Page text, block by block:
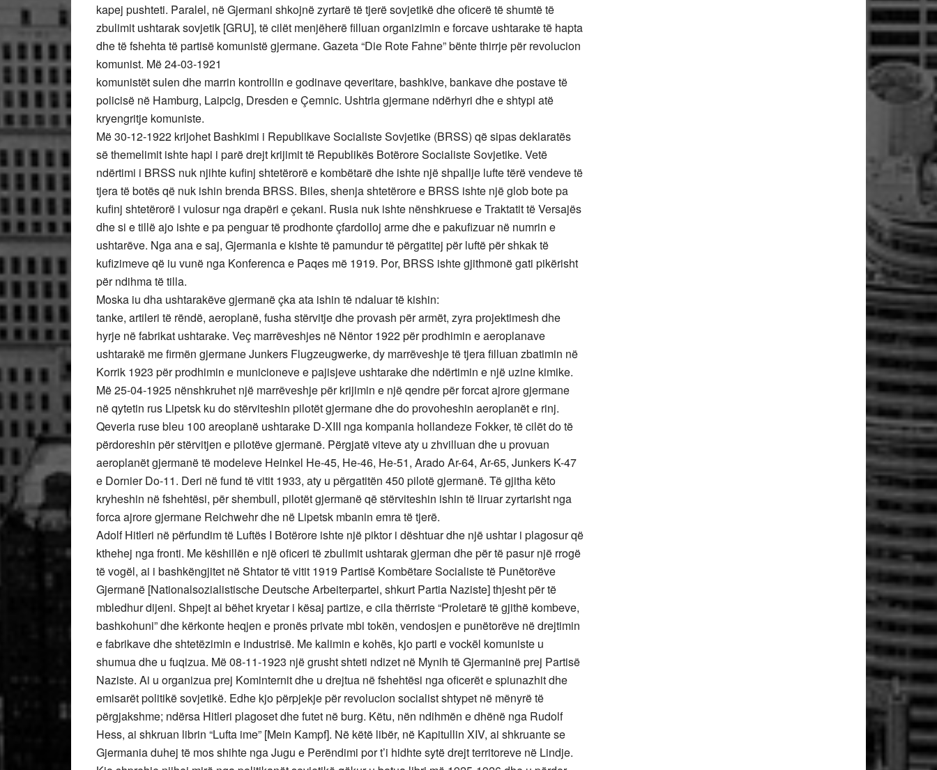
kapej pushteti. Paralel, në Gjermani shkojnë zyrtarë të tjerë sovjetikë dhe oficerë të shumtë të
zbulimit ushtarak sovjetik [GRU], të cilët menjëherë filluan organizimin e forcave ushtarake të hapta
dhe të fshehta të partisë komunistë gjermane. Gazeta “Die Rote Fahne” bënte thirrje për revolucion
komunist. Më 24-03-1921
komunistët sulen dhe marrin kontrollin e godinave qeveritare, bashkive, bankave dhe postave të
policisë në Hamburg, Laipcig, Dresden e Çemnic. Ushtria gjermane ndërhyri dhe e shtypi atë
kryengritje komuniste.
Më 30-12-1922 krijohet Bashkimi i Republikave Socialiste Sovjetike (BRSS) që sipas deklaratës
së themelimit ishte hapi i parë drejt krijimit të Republikës Botërore Socialiste Sovjetike. Vetë
ndërtimi i BRSS nuk njihte kufinj shtetërorë e kombëtarë dhe ishte një shpallje lufte tërë vendeve të
tjera të botës që nuk ishin brenda BRSS. Biles, shenja shtetërore e BRSS ishte një glob bote pa
kufinj shtetërorë i vulosur nga drapëri e çekani. Rusia nuk ishte nënshkruese e Traktatit të Versajës
dhe si e tillë ajo ishte e pa penguar të prodhonte çfardolloj arme dhe e pakufizuar në numrin e
ushtarëve. Nga ana e saj, Gjermania e kishte të pamundur të përgatitej për luftë për shkak të
kufizimeve që iu vunë nga Konferenca e Paqes më 1919. Por, BRSS ishte gjithmonë gati pikërisht
për ndihma të tilla.
Moska iu dha ushtarakëve gjermanë çka ata ishin të ndaluar të kishin:
tanke, artileri të rëndë, aeroplanë, fusha stërvitje dhe provash për armët, zyra projektimesh dhe
hyrje në fabrikat ushtarake. Veç marrëveshjes në Nëntor 1922 për prodhimin e aeroplanave
ushtarakë me firmën gjermane Junkers Flugzeugwerke, dy marrëveshje të tjera filluan zbatimin në
Korrik 1923 për prodhimin e municioneve e pajisjeve ushtarake dhe ndërtimin e një uzine kimike.
Më 25-04-1925 nënshkruhet një marrëveshje për krijimin e një qendre për forcat ajrore gjermane
në qytetin rus Lipetsk ku do stërviteshin pilotët gjermane dhe do provoheshin aeroplanët e rinj.
Qeveria ruse bleu 100 areoplanë ushtarake D-XIII nga kompania hollandeze Fokker, të cilët do të
përdoreshin për stërvitjen e pilotëve gjermanë. Përgjatë viteve aty u zhvilluan dhe u provuan
aeroplanët gjermanë të modeleve Heinkel He-45, He-46, He-51, Arado Ar-64, Ar-65, Junkers K-47
e Dornier Do-11. Deri në fund të vitit 1933, aty u përgatitën 450 pilotë gjermanë. Të gjitha këto
kryheshin në fshehtësi, për shembull, pilotët gjermanë që stërviteshin ishin të liruar zyrtarisht nga
forca ajrore gjermane Reichwehr dhe në Lipetsk mbanin emra të tjerë.
Adolf Hitleri në përfundim të Luftës I Botërore ishte një piktor i dështuar dhe një ushtar i plagosur që
kthehej nga fronti. Me këshillën e një oficeri të zbulimit ushtarak gjerman dhe për të pasur një rrogë
të vogël, ai i bashkëngjitet në Shtator të vitit 1919 Partisë Kombëtare Socialiste të Punëtorëve
Gjermanë [Nationalsozialistische Deutsche Arbeiterpartei, shkurt Partia Naziste] thjesht për të
mbledhur dijeni. Shpejt ai bëhet kryetar i kësaj partize, e cila thërriste “Proletarë të gjithë kombeve,
bashkohuni” dhe kërkonte heqjen e pronës private mbi tokën, vendosjen e punëtorëve në drejtimin
e fabrikave dhe shtetëzimin e industrisë. Me kalimin e kohës, kjo parti e vockël komuniste u
shumua dhe u fuqizua. Më 08-11-1923 një grusht shteti ndizet në Mynih të Gjermaninë prej Partisë
Naziste. Ai u organizua prej Kominternit dhe u drejtua në fshehtësi nga oficerët e spiunazhit dhe
emisarët politikë sovjetikë. Edhe kjo përpjekje për revolucion socialist shtypet në mënyrë të
përgjakshme; ndërsa Hitleri plagoset dhe futet në burg. Këtu, nën ndihmën e dhënë nga Rudolf
Hess, ai shkruan librin “Lufta ime” [Mein Kampf]. Në këtë libër, në Kapitullin XIV, ai shkruante se
Gjermania duhej të mos shihte nga Jugu e Perëndimi por t’i hidhte sytë drejt territoreve në Lindje.